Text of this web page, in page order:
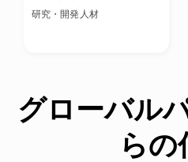
研究・開発人材
グローバル
らの